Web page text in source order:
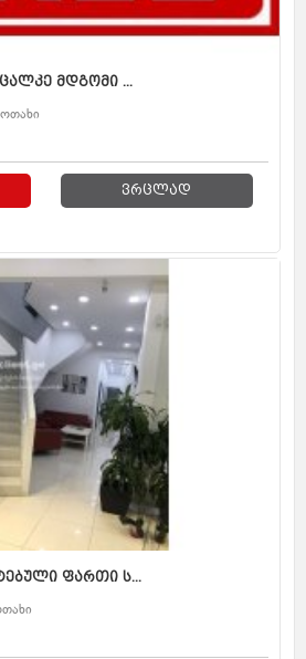
ცალკე მდგომი ...
ოთახი
ვრცლად
ფართი ს...